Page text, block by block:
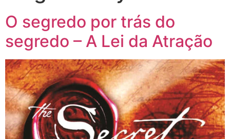
O segredo por trás do
segredo – A Lei da Atração